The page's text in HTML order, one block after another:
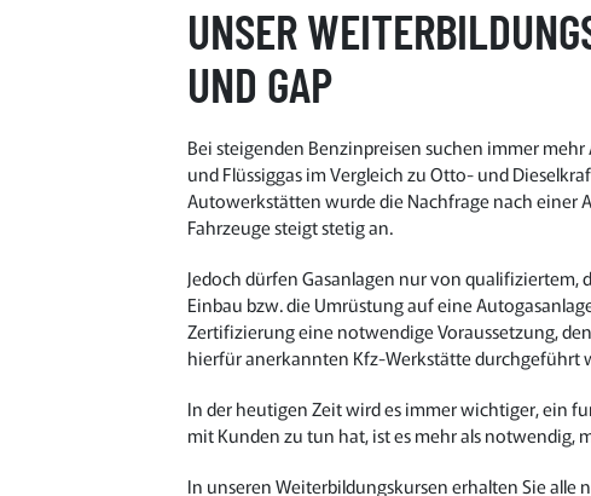
UNSER
UND GAP
Bei steigenden Benzinpreisen suchen immer
und Flüssiggas im Vergleich zu Otto- und
Autowerkstätten wurde die Nachfrage nach einer
Fahrzeuge steigt stetig an.
Jedoch dürfen Gasanlagen nur von qualifiziertem,
Einbau bzw. die Umrüstung auf eine
Zertifizierung eine notwendige Voraussetzung,
hierfür anerkannten Kfz-Werkstätte durchgeführt
In der heutigen Zeit wird es immer wichtiger, ein
mit Kunden zu tun hat, ist es mehr als
In unseren Weiterbildungskursen erhalten Sie